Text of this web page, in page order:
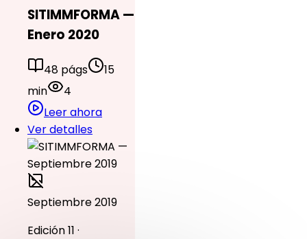
SITIMMFORMA —
Enero 2020
48 págs
15
min
4
Leer ahora
Ver detalles
Septiembre 2019
Edición 11 ·